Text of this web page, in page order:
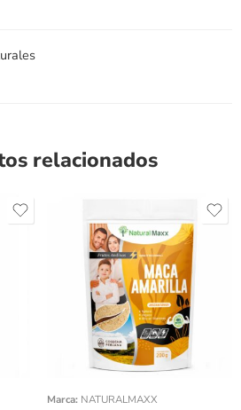
relacionados
Marca: NATURALMAXX
Peso 200gr
Peso 100gr